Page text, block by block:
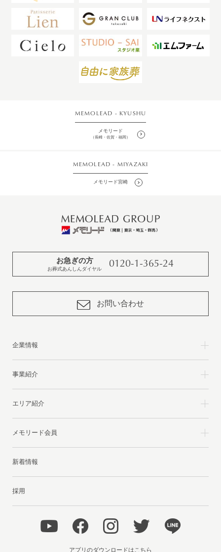
MEMOLEAD - KYUSHU
メモリード
（長崎・佐賀・福岡）
MEMOLEAD - MIYAZAKI
メモリード宮崎
お急ぎの方
お葬式あんしんダイヤル 0120-1-365-24
お問い合わせ
企業情報
事業紹介
エリア紹介
メモリード会員
新着情報
採用
アプリのダウンロードはこちら